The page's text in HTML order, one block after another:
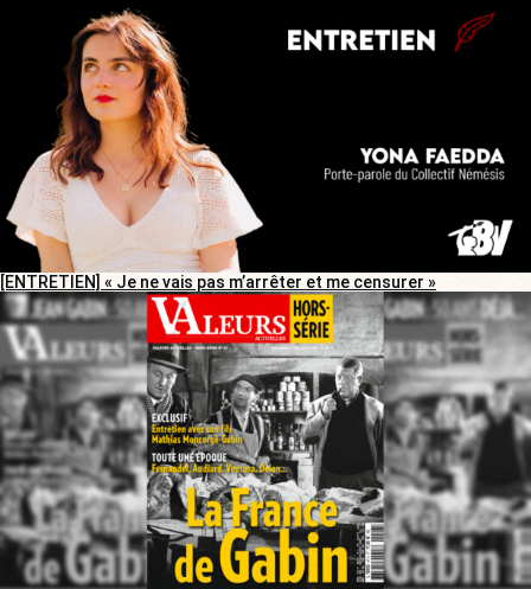
[ENTRETIEN] « Je ne vais pas m’arrêter et me censurer »